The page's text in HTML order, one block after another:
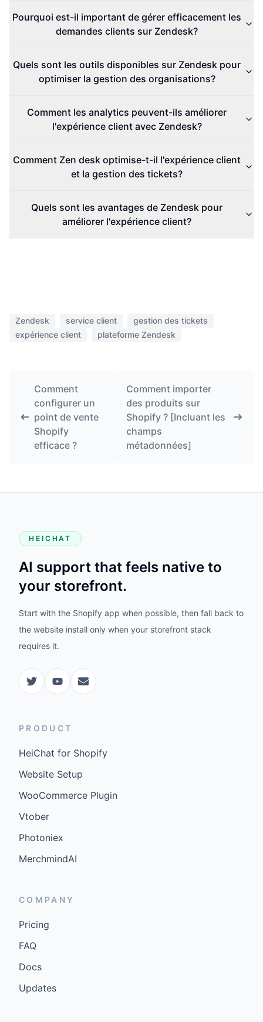
Pourquoi est-il important de gérer efficacement les
demandes clients sur Zendesk?
Quels sont les outils disponibles sur Zendesk pour
optimiser la gestion des organisations?
Comment les analytics peuvent-ils améliorer
l'expérience client avec Zendesk?
Comment Zen desk optimise-t-il l'expérience client
et la gestion des tickets?
Quels sont les avantages de Zendesk pour
améliorer l'expérience client?
Zendesk service client
gestion des tickets
expérience client
plateforme Zendesk
Comment
configurer un
point de vente
Shopify
efficace ?
Comment importer
des produits sur
Shopify ? [Incluant les
champs
métadonnées]
HEICHAT
AI support that feels native to
your storefront.
Start with the Shopify app when possible, then fall back to
the website install only when your storefront stack
requires it.
PRODUCT
HeiChat for Shopify
Website Setup
WooCommerce Plugin
Vtober
Photoniex
MerchmindAI
COMPANY
Pricing
FAQ
Docs
Updates